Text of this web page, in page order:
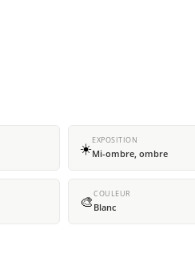
☀️EXPOSITION
Mi-ombre, ombre
🎨COULEUR
Blanc